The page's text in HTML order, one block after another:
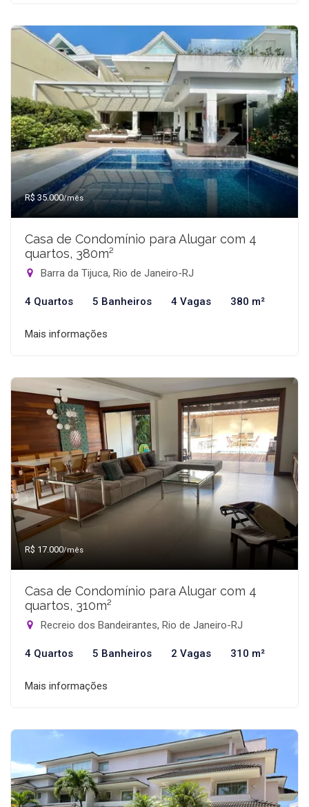
R$ 35.000/mês
Casa de Condomínio para Alugar com 4
quartos, 380m²
Barra da Tijuca, Rio de Janeiro-RJ
4 Quartos 5 Banheiros 4 Vagas 380 m²
Mais informações
R$ 17.000/mês
Casa de Condomínio para Alugar com 4
quartos, 310m²
Recreio dos Bandeirantes, Rio de Janeiro-RJ
4 Quartos 5 Banheiros 2 Vagas 310 m²
Mais informações